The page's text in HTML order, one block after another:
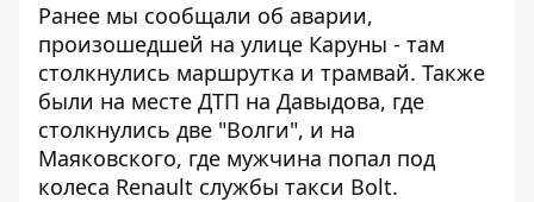
Ранее мы сообщали об аварии,
произошедшей на улице Каруны - там
столкнулись маршрутка и трамвай. Также
были на месте ДТП на Давыдова, где
столкнулись две "Волги", и на
Маяковского, где мужчина попал под
колеса Renault службы такси Bolt.